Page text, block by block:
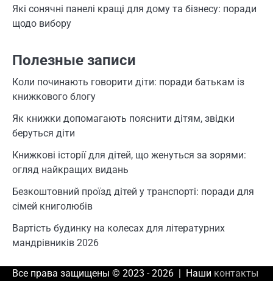
Які сонячні панелі кращі для дому та бізнесу: поради
щодо вибору
Полезные записи
Коли починають говорити діти: поради батькам із
книжкового блогу
Як книжки допомагають пояснити дітям, звідки
беруться діти
Книжкові історії для дітей, що женуться за зорями:
огляд найкращих видань
Безкоштовний проїзд дітей у транспорті: поради для
сімей книголюбів
Вартість будинку на колесах для літературних
мандрівників 2026
Все права защищены © 2023 - 2026 | Наши контакты